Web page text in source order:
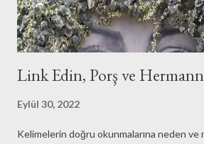
Link Edin, Porş ve
Eylül 30, 2022
Kelimelerin doğru okunmalarına neden ve